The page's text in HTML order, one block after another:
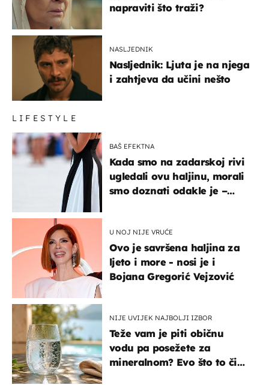
napraviti što traži?
NASLJEDNIK
Nasljednik: Ljuta je na njega
i zahtjeva da učini nešto
LIFESTYLE
BAŠ EFEKTNA
Kada smo na zadarskoj rivi
ugledali ovu haljinu, morali
smo doznati odakle je –
U NOJ NIJE VRUĆE
Ovo je savršena haljina za
ljeto i more - nosi je i
Bojana Gregorić Vejzović
NIJE UVIJEK NAJBOLJI IZBOR
Teže vam je piti običnu
vodu pa posežete za
mineralnom? Evo što to čini